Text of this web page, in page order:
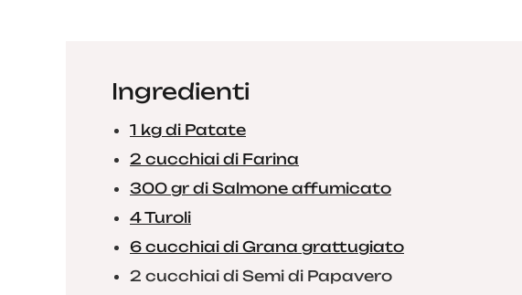
Ingredienti
1 kg di Patate
2 cucchiai di Farina
300 gr di Salmone affumicato
4 Turoli
6 cucchiai di Grana grattugiato
2 cucchiai di Semi di Papavero